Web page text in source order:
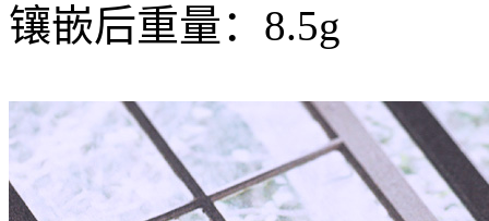
镶嵌后重量：8.5g